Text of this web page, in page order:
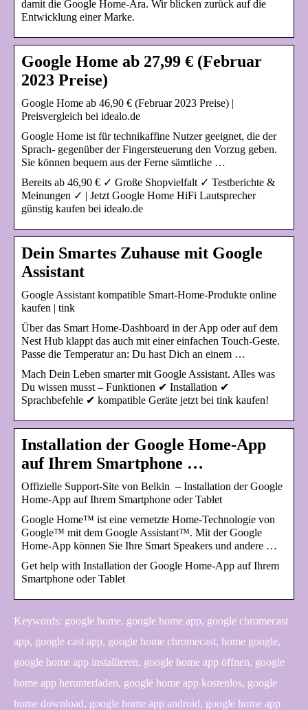
damit die Google Home-Ära. Wir blicken zurück auf die
Entwicklung einer Marke.
Google Home ab 27,99 € (Februar
2023 Preise)
Google Home ab 46,90 € (Februar 2023 Preise) |
Preisvergleich bei idealo.de
Google Home ist für technikaffine Nutzer geeignet, die der
Sprach- gegenüber der Fingersteuerung den Vorzug geben.
Sie können bequem aus der Ferne sämtliche …
Bereits ab 46,90 € ✓ Große Shopvielfalt ✓ Testberichte &
Meinungen ✓ | Jetzt Google Home HiFi Lautsprecher
günstig kaufen bei idealo.de
Dein Smartes Zuhause mit Google
Assistant
Google Assistant kompatible Smart-Home-Produkte online
kaufen | tink
Über das Smart Home-Dashboard in der App oder auf dem
Nest Hub klappt das auch mit einer einfachen Touch-Geste.
Passe die Temperatur an: Du hast Dich an einem …
Mach Dein Leben smarter mit Google Assistant. Alles was
Du wissen musst – Funktionen ✔ Installation ✔
Sprachbefehle ✔ kompatible Geräte jetzt bei tink kaufen!
Installation der Google Home-App
auf Ihrem Smartphone …
Offizielle Support-Site von Belkin – Installation der Google
Home-App auf Ihrem Smartphone oder Tablet
Google Home™ ist eine vernetzte Home-Technologie von
Google™ mit dem Google Assistant™. Mit der Google
Home-App können Sie Ihre Smart Speakers und andere …
Get help with Installation der Google Home-App auf Ihrem
Smartphone oder Tablet
Keywords: google home, google home app, google chromecast
app, google cast app, google home chromecast, home google,
google home app installieren, google home app öffnen, google
home app herunterladen, google home app kostenlos, google
home download, google home app android, google home app